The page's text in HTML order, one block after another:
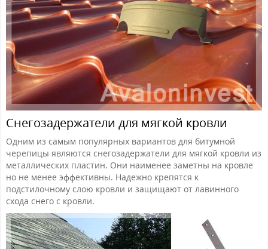
Снегозадержатели для мягкой кровли
Одним из самым популярных вариантов для битумной
черепицы являются снегозадержатели для мягкой кровли из
металлических пластин. Они наименее заметны на кровле
но не менее эффективны. Надежно крепятся к
подстилочному слою кровли и защищают от лавинного
схода снего с кровли.